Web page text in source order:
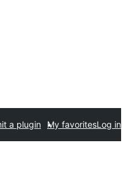
a plugin My favoritesLog in